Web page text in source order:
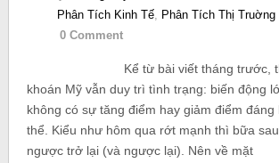
Phân Tích Kinh Tế, Phân Tích Thị Truờng
0 Comment
Kể từ bài viết tháng trước,
khoán Mỹ vẫn duy trì tình trạng: biến động
không có sự tăng điểm hay giảm điểm đáng
thể. Kiểu như hôm qua rớt mạnh thì bữa
ngược trở lại (và ngược lại). Nên về mặt